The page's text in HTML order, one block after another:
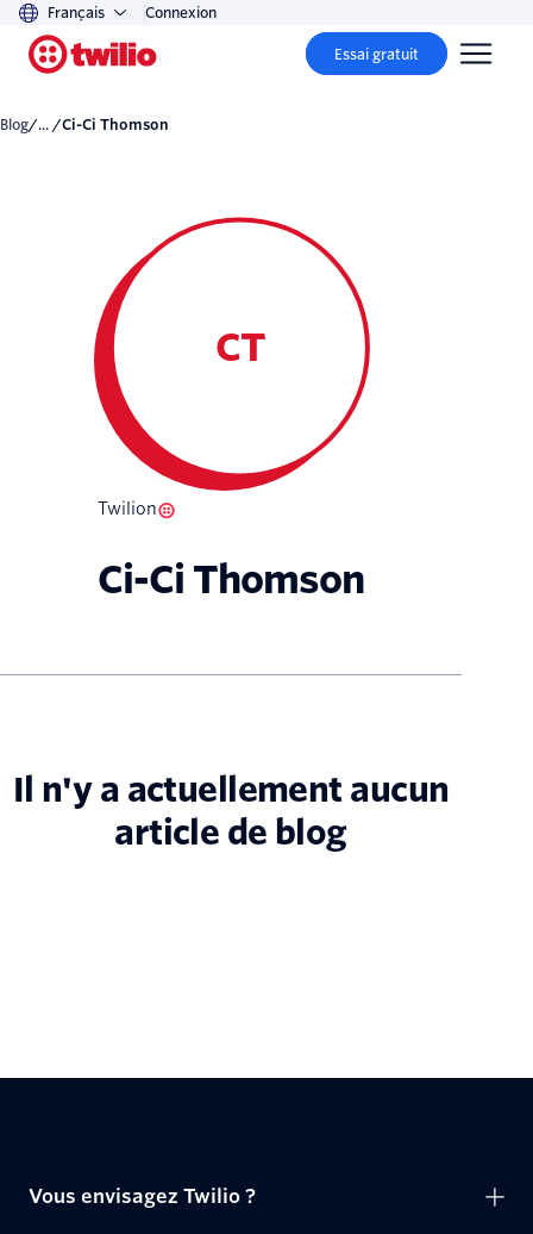
Français Connexion
Essai gratuit
Blog/... / Ci-Ci Thomson
CT
Twilion
Ci-Ci Thomson
Il n'y a actuellement aucun
article de blog
Vous envisagez Twilio ?